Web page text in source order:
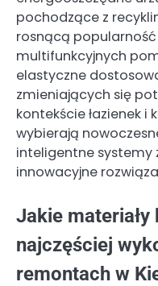
pochodzące z
rosnącą
multifunkcyjnych
elastyczne
zmieniających się
kontekście łazienek i
wybierają
inteligentne
innowacyjne
Jakie materiały
najczęściej
remontach w